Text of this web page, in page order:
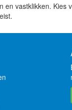
vastklikken.